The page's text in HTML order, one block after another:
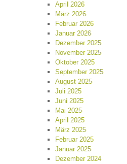
April 2026
März 2026
Februar 2026
Januar 2026
Dezember 2025
November 2025
Oktober 2025
September 2025
August 2025
Juli 2025
Juni 2025
Mai 2025
April 2025
März 2025
Februar 2025
Januar 2025
Dezember 2024